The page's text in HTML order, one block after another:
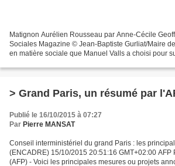
Matignon Aurélien Rousseau par Anne-Cécile
Sociales Magazine © Jean-Baptiste Gurliat/Maire
en matière sociale que Manuel Valls a choisi pour
> Grand Paris, un résumé par
Publié le 16/10/2015 à 07:27
Par Pierre MANSAT
Conseil interministériel du grand Paris : les
(ENCADRE) 15/10/2015 20:51:16 GMT+02:00 AFP
(AFP) - Voici les principales mesures ou projets